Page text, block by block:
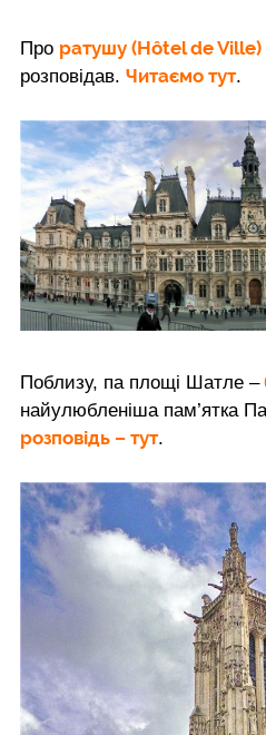
Про ратушу (Hôtel de Ville)
розповідав. Читаємо тут.
Поблизу, па площі Шатле –
найулюбленіша пам’ятка
розповідь – тут.